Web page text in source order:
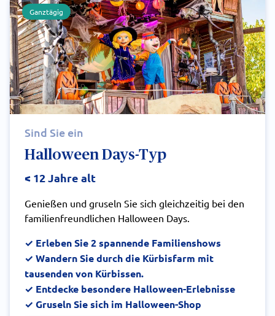
Ganztägig
Sind Sie ein
Halloween Days-Typ
< 12 Jahre alt
Genießen und gruseln Sie sich gleichzeitig bei den
familienfreundlichen Halloween Days.
✓ Erleben Sie 2 spannende Familienshows
✓ Wandern Sie durch die Kürbisfarm mit
tausenden von Kürbissen.
✓ Entdecke besondere Halloween-Erlebnisse
✓ Gruseln Sie sich im Halloween-Shop